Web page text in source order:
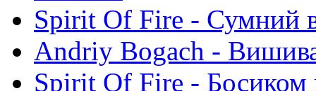
Spirit Of Fire - Сумний
Andriy Bogach -
Spirit Of Fire - Босиком